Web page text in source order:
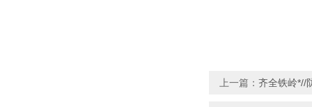
上一篇： 齐全铁岭*//